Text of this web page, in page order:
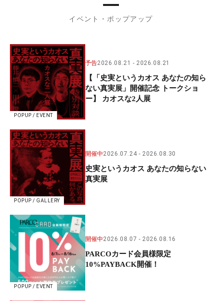
イベント・ポップアップ
POPUP / EVENT
予告2026.08.21 2026.08.21
【「史実というカオス あなたの知ら
ない真実展」開催記念 トークショ
ー】 カオスな2人展
POPUP / GALLERY
開催中2026.07.24 2026.08.30
史実というカオス あなたの知らない
真実展
POPUP / EVENT
開催中2026.08.07 2026.08.16
PARCOカード会員様限定
10%PAYBACK開催！